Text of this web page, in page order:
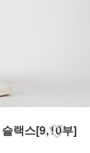
랙스[9,10부]